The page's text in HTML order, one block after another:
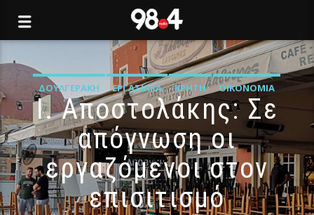
ΔΟΥΛΓΕΡΆΚΗ ΕΡΓΑΣΙΑΚΆ ΚΡΉΤΗ ΟΙΚΟΝΟΜΊΑ
Ι. Αποστολάκης: Σε
απόγνωση οι
εργαζόμενοι στον
επισιτισμό